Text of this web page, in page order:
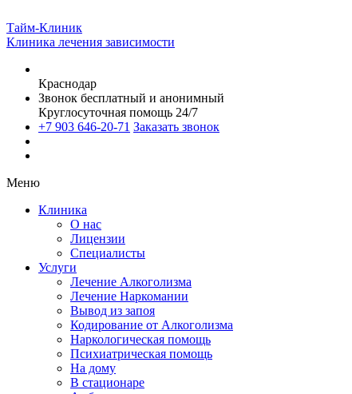
Тайм-Клиник
Клиника лечения зависимости
Краснодар
Звонок бесплатный и анонимный
Круглосуточная помощь 24/7
+7 903 646-20-71 Заказать звонок
Меню
Клиника
О нас
Лицензии
Специалисты
Услуги
Лечение Алкоголизма
Лечение Наркомании
Вывод из запоя
Кодирование от Алкоголизма
Наркологическая помощь
Психиатрическая помощь
На дому
В стационаре